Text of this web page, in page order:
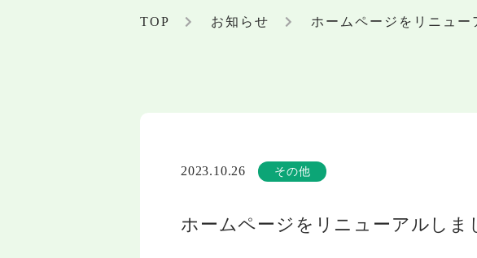
TOP お知らせ ホームページをリニュー
2023.10.26 その他
ホームページをリニューアルしま